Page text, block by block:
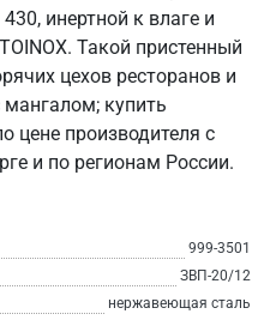
инертной к влаге и
Такой пристенный
цехов ресторанов и
купить
цене производителя с
и по регионам России.
999-3501
ЗВП-20/12
нержавеющая сталь